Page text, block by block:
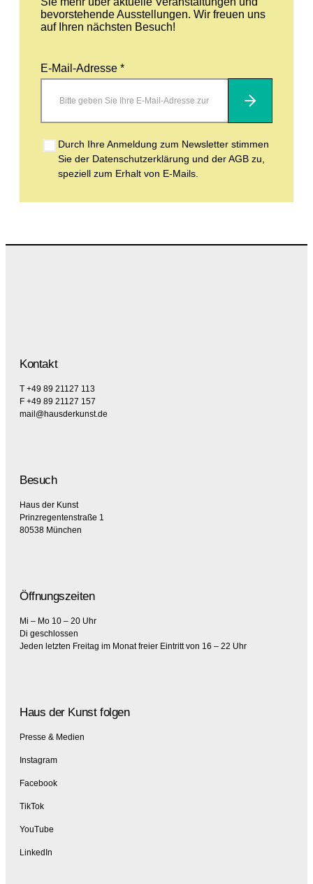
bevorstehende Ausstellungen. Wir freuen uns
auf Ihren nächsten Besuch!
E-Mail-Adresse *
Abonnieren
Durch Ihre Anmeldung zum Newsletter stimmen
Sie der Datenschutzerklärung und der AGB zu,
speziell zum Erhalt von E-Mails.
Kontakt
T +49 89 21127 113
F +49 89 21127 157
mail@hausderkunst.de
Besuch
Haus der Kunst
Prinzregentenstraße 1
80538 München
Öffnungszeiten
Mi – Mo 10 – 20 Uhr
Di geschlossen
Jeden letzten Freitag im Monat freier Eintritt von 16 – 22 Uhr
Haus der Kunst folgen
Presse & Medien
Instagram
Facebook
TikTok
YouTube
LinkedIn